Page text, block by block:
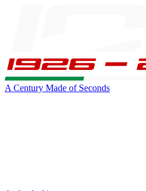
A Century Made of Seconds